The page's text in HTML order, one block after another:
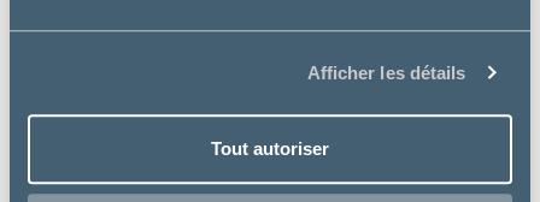
Afficher les détails
Tout autoriser